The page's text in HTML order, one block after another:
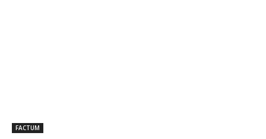
FACTUM